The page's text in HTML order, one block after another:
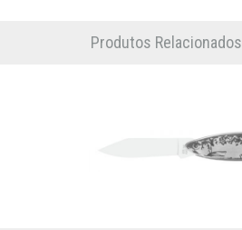
Produtos Relacionados